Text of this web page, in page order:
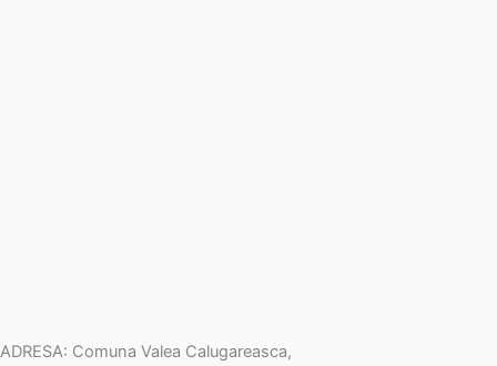
ADRESA: Comuna Valea Calugareasca,